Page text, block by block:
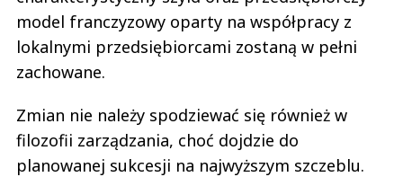
model franczyzowy oparty na współpracy z
lokalnymi przedsiębiorcami zostaną w pełni
zachowane.
Zmian nie należy spodziewać się również w
filozofii zarządzania, choć dojdzie do
planowanej sukcesji na najwyższym szczeblu.